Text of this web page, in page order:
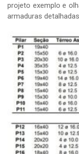
projeto exemplo e
armaduras